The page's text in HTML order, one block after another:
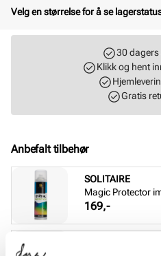
Velg en størrelse for å se
30
Klikk og hent
Gratis
Anbefalt tilbehør
SOLITAIRE
Magic Protector
Pris
169,-